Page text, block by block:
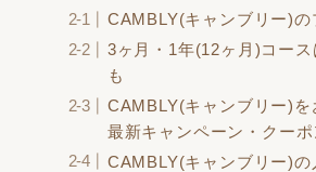
CAMBLY(キャンブリー)
3ヶ月・1年(12ヶ月)コー
も
CAMBLY(キャンブリー)を
最新キャンペーン・クーポ
CAMBLY(キャンブリー)の